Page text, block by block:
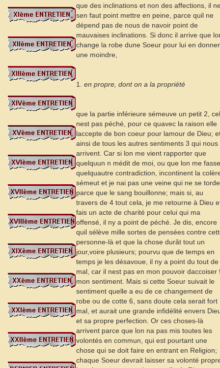
que des inclinations et non des affections, il
sen faut point mettre en peine, parce quil ne
dépend pas de nous de navoir point de
mauvaises inclinations. Si donc il arrive que
change la robe dune Soeur pour lui en donner
une moindre,
1. en propre, dont on a la propriété
que la partie inférieure sémeuve un petit 2 ,
nest pas péché, pour ce quavec la raison elle
laccepte de bon coeur pour lamour de Dieu;
ainsi de tous les autres sentiments 3 qui nous
arrivent. Car si lon me vient rapporter que
quelquun n médit de moi, ou que lon me fasse
quelquautre contradiction, incontinent la
sémeut et je nai pas une veine qui ne se
parce que le sang bouillonne; mais si, au
travers de 4 tout cela, je me retourne à Dieu
fais un acte de charité pour celui qui ma
offensé, il ny a point de péché. Je dis, encore
quil sélève mille sortes de pensées contre
personne-là et que la chose durât tout un
jour,voire plusieurs; pourvu que de temps en
temps je les désavoue, il ny a point du tout de
mal, car il nest pas en mon pouvoir daccoiser
mon sentiment. Mais si cette Soeur suivait le
sentiment quelle a eu de ce changement de
robe ou de cotte 6 , sans doute cela serait fort
mal, et aurait une grande infidélité envers
et sa propre perfection. Or ces choses-là
arrivent parce que lon na pas mis toutes les
volontés en commun, qui est pourtant une
chose qui se doit faire en entrant en Religion;
chaque Soeur devrait laisser sa volonté